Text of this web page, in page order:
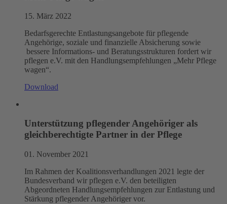
15. März 2022
Bedarfsgerechte Entlastungsangebote für pflegende
Angehörige, soziale und finanzielle Absicherung sowie
bessere Informations- und Beratungsstrukturen fordert wir
pflegen e.V. mit den Handlungsempfehlungen „Mehr Pflege
wagen“.
Download
Unterstützung pflegender Angehöriger als
gleichberechtigte Partner in der Pflege
01. November 2021
Im Rahmen der Koalitionsverhandlungen 2021 legte der
Bundesverband wir pflegen e.V. den beteiligten
Abgeordneten Handlungsempfehlungen zur Entlastung und
Stärkung pflegender Angehöriger vor.